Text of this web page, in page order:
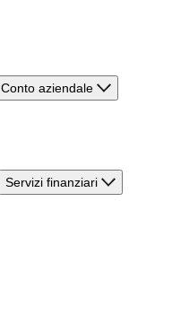
Conto aziendale
Servizi finanziari